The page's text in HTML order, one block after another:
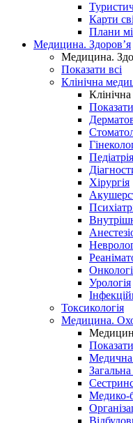
Карти
Плани
Медицина. Здоров’я
Медицина.
Показати всі
Клінічна
Показати
Педіатрія
Хірургія
Урологія
Токсикологія
Медицина.
Показати
Медична
Медико-